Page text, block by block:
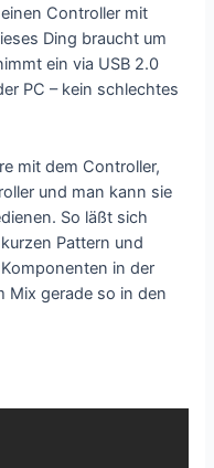
Controller mit
Ding braucht um
ein via USB 2.0
PC – kein schlechtes
mit dem Controller,
und man kann sie
So läßt sich
Pattern und
in der
Mix gerade so in den